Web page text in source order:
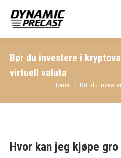
Bør du investere i
virtuell valuta
You are here:
Home Bør du
Hvor kan jeg kjøpe gro